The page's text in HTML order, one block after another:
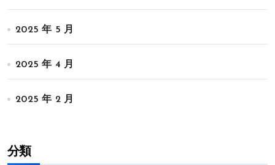
2025 年 5 月
2025 年 4 月
2025 年 2 月
分類